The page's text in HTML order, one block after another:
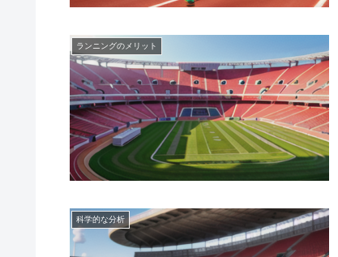
ランニングのメリット
科学的な分析